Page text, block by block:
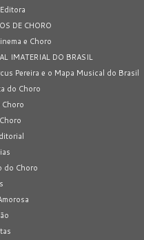
DE CHORO
e Choro
IMATERIAL DO BRASIL
Pereira e o Mapa Musical do Brasil
do Choro
do Choro